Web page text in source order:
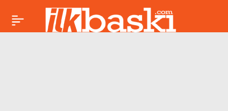
15 Mayıs Cuma Oğlak